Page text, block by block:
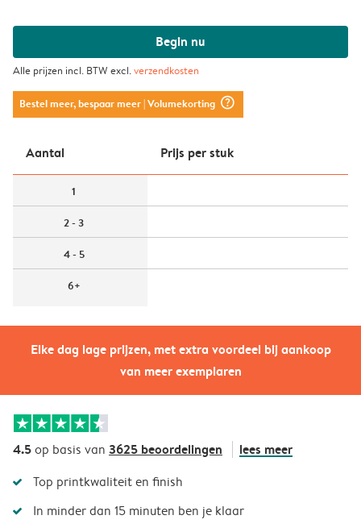
Elke dag lage prijzen, met extra voordeel bij aankoop
van meer exemplaren
Begin nu
Alle prijzen incl. BTW excl.verzendkosten
Bestel meer, bespaar meer| Volumekorting question_mark_circle
Aantal Prijs per stuk
1
2 - 3
4 - 5
6+
4.5op basis van 3625 beoordelingen lees meer
Top printkwaliteit en finish
In minder dan 15 minuten ben je klaar